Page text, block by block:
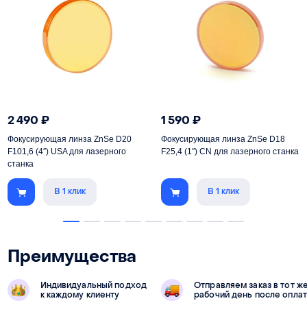
2 490₽
Фокусирующая линза ZnSe D20
F101,6 (4″) USA для лазерного
станка
В 1 клик
1 590₽
Фокусирующая линза ZnSe D18
F25,4 (1″) CN для лазерного станка
В 1 клик
Преимущества
Индивидуальный подход
к каждому клиенту
Отправляем заказ в тот
рабочий день после